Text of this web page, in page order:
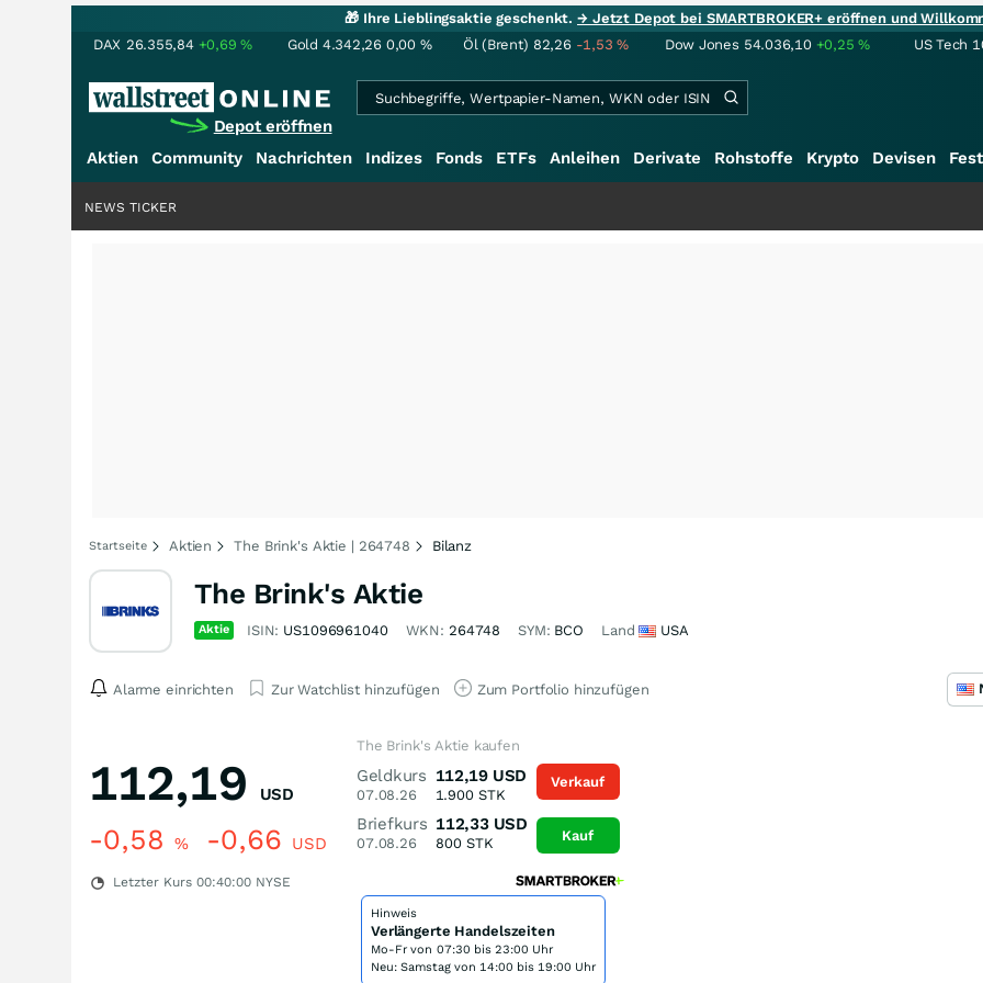
🎁 Ihre Lieblingsaktie geschenkt.→ Jetzt Depot bei SMARTBROKER+ eröffnen und
DAX 26.355,84 +0,69% Gold 4.342,26 0,00 % Öl (Brent) 82,26 -1,53% Dow Jones 54.036,10 +0,25% US Tech
Depot eröffnen
Aktien
Community Nachrichten Indizes Fonds ETFs Anleihen Derivate Rohstoffe Krypto Devisen
NEWS TICKER
Startseite Aktien The Brink's Aktie | 264748 Bilanz
The Brink's Aktie
Aktie ISIN: US1096961040 WKN: 264748 SYM: BCO Land USA
Alarme einrichten Zur Watchlist hinzufügen Zum Portfolio hinzufügen
112,19 USD
-0,58 % -0,66 USD
Letzter Kurs 00:40:00 NYSE
The Brink's Aktie kaufen
Geldkurs
07.08.26
112,19 USD
1.900STK
Briefkurs
07.08.26
112,33 USD
800STK
Verkauf
Kauf
Hinweis
Verlängerte Handelszeiten
Mo-Fr von 07:30 bis 23:00 Uhr
Neu: Samstag von 14:00 bis 19:00 Uhr